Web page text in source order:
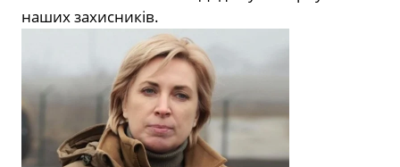
наших захисників.